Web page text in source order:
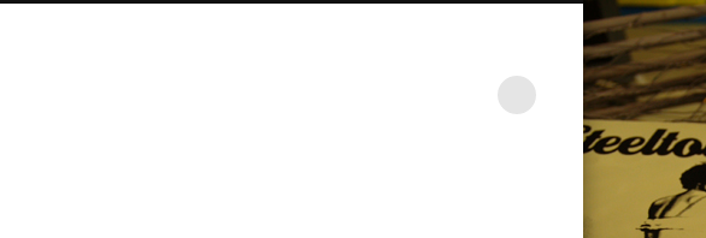
– East ain`t dead so straight